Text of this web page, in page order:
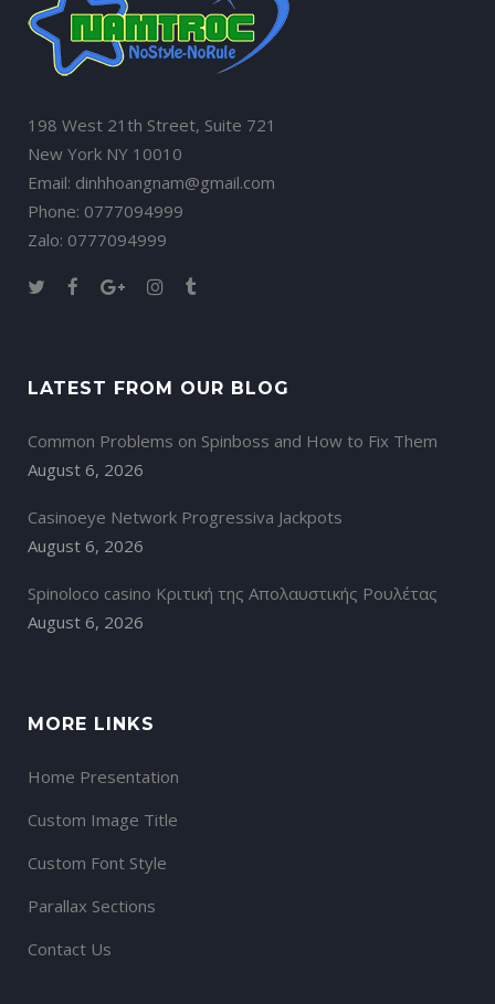
198 West 21th Street, Suite 721
New York NY 10010
Email: dinhhoangnam@gmail.com
Phone: 0777094999
Zalo: 0777094999
LATEST FROM OUR BLOG
Common Problems on Spinboss and How to Fix Them
August 6, 2026
Casinoeye Network Progressiva Jackpots
August 6, 2026
Spinoloco casino Κριτική της Απολαυστικής Ρουλέτας
August 6, 2026
MORE LINKS
Home Presentation
Custom Image Title
Custom Font Style
Parallax Sections
Contact Us